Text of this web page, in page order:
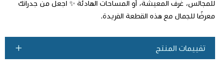
للمجالس، غرف المعيشة، أو المساحات الهادئة ✨ اجعل من جدرانك
معرضًا للجمال مع هذه القطعة الفريدة.
تقييمات المنتج